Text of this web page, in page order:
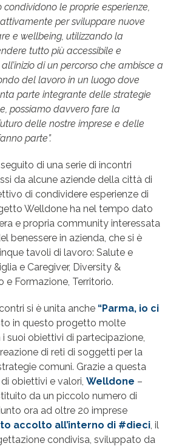
le proprie esperienze,
per sviluppare nuove
e wellbeing, utilizzando la
tutto più accessibile e
di un percorso che ambisce a
del lavoro in un luogo dove
parte integrante delle strategie
possiamo davvero fare la
delle nostre imprese e delle
parte”.
di una serie di incontri
da alcune aziende della città di
di condividere esperienze di
Welldone ha nel tempo dato
e propria community interessata
benessere in azienda, che si è
tavoli di lavoro: Salute e
e Caregiver, Diversity &
e Formazione, Territorio.
si è unita anche “Parma, io ci
in questo progetto molte
suoi obiettivi di partecipazione,
di reti di soggetti per la
comuni. Grazie a questa
obiettivi e valori, Welldone –
da un piccolo numero di
ora ad oltre 20 imprese
accolto all’interno di #dieci , il
condivisa, sviluppato da